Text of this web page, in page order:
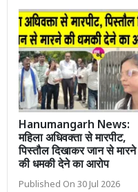
Hanumangarh News:
महिला अधिवक्ता से मारपीट,
पिस्तौल दिखाकर जान से मारने
की धमकी देने का आरोप
Published On 30 Jul 2026